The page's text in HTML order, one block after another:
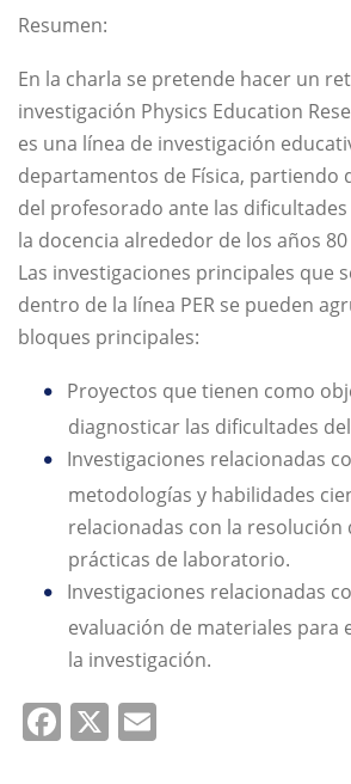
Resumen:
En la charla se pretende hacer un
investigación Physics Education
es una línea de investigación
departamentos de Física, partiendo
del profesorado ante las
la docencia alrededor de los años
Las investigaciones principales que
dentro de la línea PER se pueden
bloques principales:
Proyectos que tienen como
diagnosticar las dificultades
Investigaciones relacionadas
metodologías y habilidades
relacionadas con la resolución
prácticas de laboratorio.
Investigaciones relacionadas
evaluación de materiales para
la investigación.
Facebook
X